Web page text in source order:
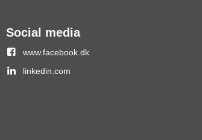
Social media
www.facebook.dk
linkedin.com